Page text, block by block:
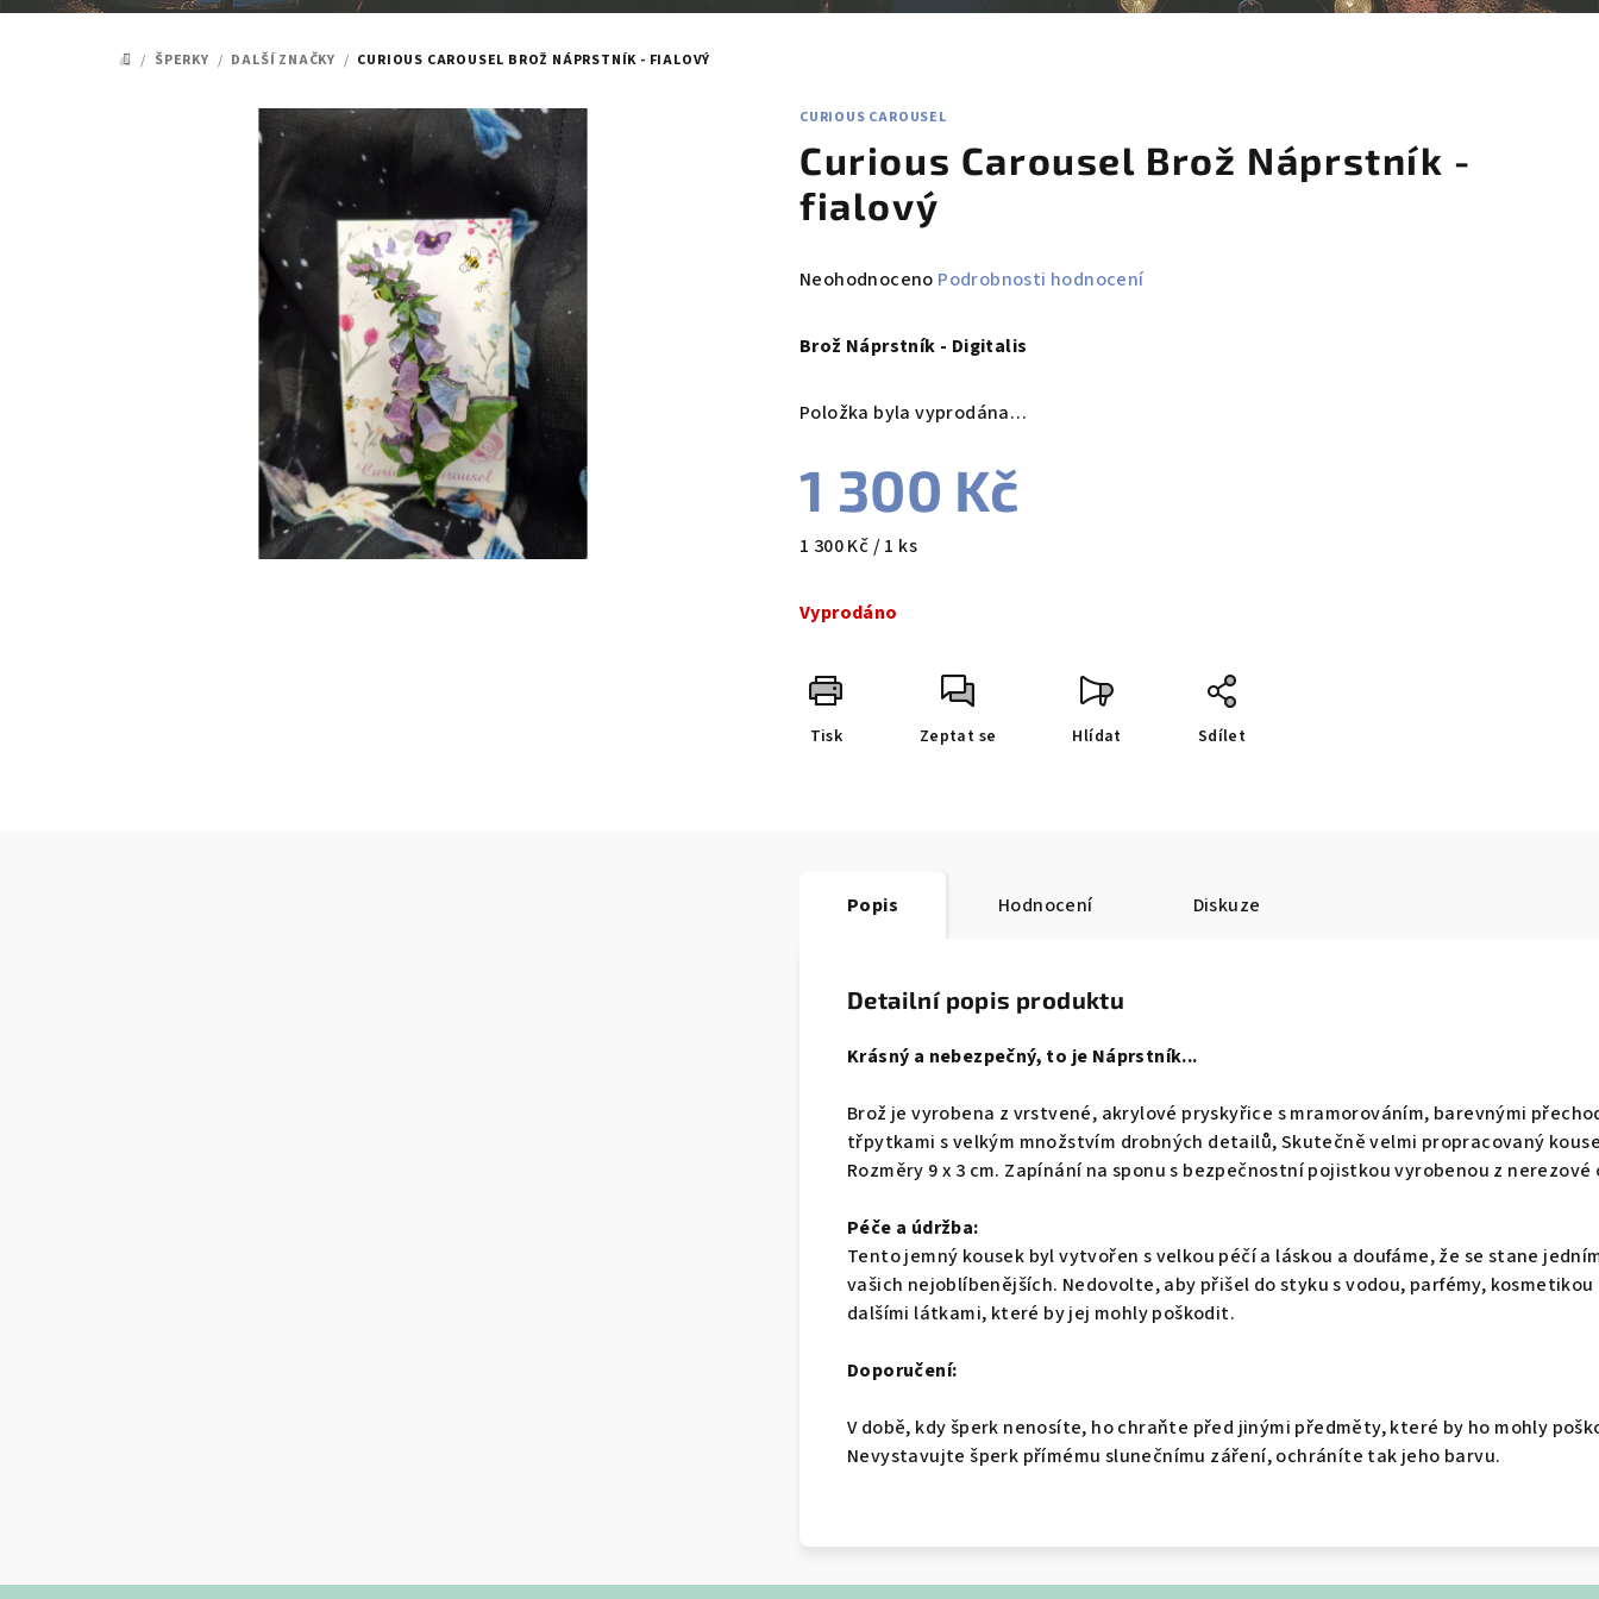
DOMŮ
/ ŠPERKY / DALŠÍ ZNAČKY / CURIOUS CAROUSEL BROŽ NÁPRSTNÍK - FIALOVÝ
CURIOUS CAROUSEL
Curious Carousel Brož Náprstník -
fialový
Průměrné
produktu
z
hvězdiček.
Neohodnoceno Podrobnosti hodnocení
Brož Náprstník - Digitalis
Položka byla vyprodána…
1 300 Kč
Měrná
1 300 Kč / 1 ks
Vyprodáno
Tisk Zeptat se Hlídat Sdílet
Popis Hodnocení Diskuze
Detailní popis produktu
Krásný a nebezpečný, to je Náprstník...
Brož je vyrobena z vrstvené, akrylové pryskyřice s mramorováním, barevnými
třpytkami s velkým množstvím drobných detailů, Skutečně velmi propracovaný
Rozměry 9 x 3 cm. Zapínání na sponu s bezpečnostní pojistkou vyrobenou z nerezové
Péče a údržba:
Tento jemný kousek byl vytvořen s velkou péčí a láskou a doufáme, že se stane
vašich nejoblíbenějších. Nedovolte, aby přišel do styku s vodou, parfémy, kosmetikou
dalšími látkami, které by jej mohly poškodit.
Doporučení:
V době, kdy šperk nenosíte, ho chraňte před jinými předměty, které by ho mohly
Nevystavujte šperk přímému slunečnímu záření, ochráníte tak jeho barvu.